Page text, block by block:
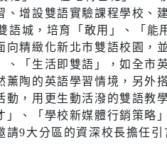
增設雙語實驗課程學校、
城，培育「敢用」、「能
精緻化新北市雙語校園，
「生活即雙語」，如全市
陶的英語學習情境，另外
，用更生動活潑的雙語教
、「學校新媒體行銷策略
9大分區的資深校長擔任